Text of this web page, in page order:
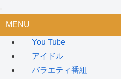
MENU
You Tube
アイドル
バラエティ番組